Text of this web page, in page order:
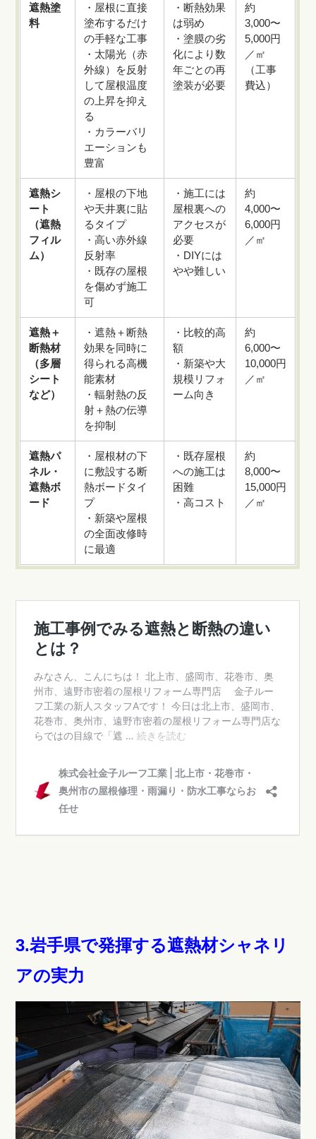
遮熱塗
料
・屋根に直接
塗布するだけ
の手軽な工事
・太陽光（赤
外線）を反射
して屋根温度
の上昇を抑え
る
・カラーバリ
エーションも
豊富
・断熱効果
は弱め
・塗膜の劣
化により数
年ごとの再
塗装が必要
約
3,000〜
5,000円
／㎡
（工事
費込）
遮熱シ
ート
（遮熱
フィル
ム）
・屋根の下地
や天井裏に貼
るタイプ
・高い赤外線
反射率
・既存の屋根
を傷めず施工
可
・施工には
屋根裏への
アクセスが
必要
・DIYには
やや難しい
約
4,000〜
6,000円
／㎡
遮熱＋
断熱材
（多層
シート
など）
・遮熱＋断熱
効果を同時に
得られる高機
能素材
・輻射熱の反
射＋熱の伝導
を抑制
・比較的高
額
・新築や大
規模リフォ
ーム向き
約
6,000〜
10,000円
／㎡
遮熱パ
ネル・
遮熱ボ
ード
・屋根材の下
に敷設する断
熱ボードタイ
プ
・新築や屋根
の全面改修時
に最適
・既存屋根
への施工は
困難
・高コスト
約
8,000〜
15,000円
／㎡
3.岩手県で発揮する遮熱材シャネリ
アの実力